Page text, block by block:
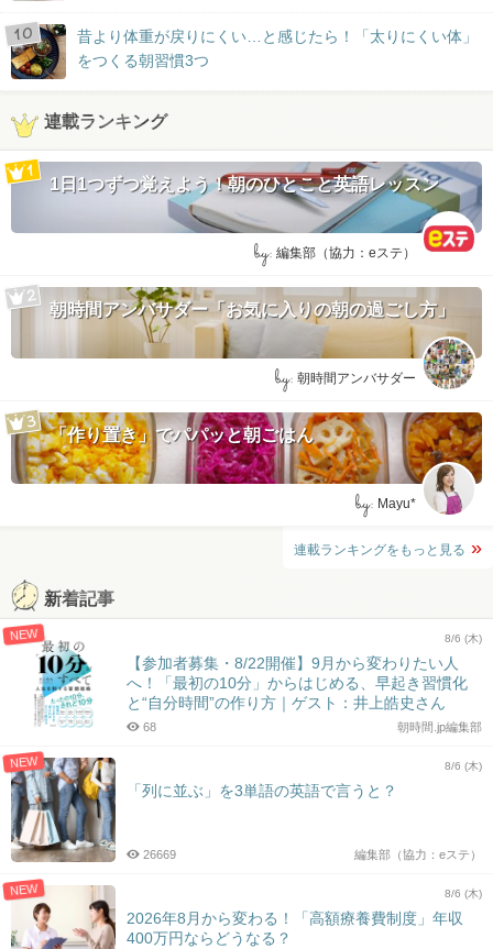
昔より体重が戻りにくい…と感じたら！「太りにくい体」
をつくる朝習慣3つ
連載ランキング
1日1つずつ覚えよう！朝のひとこと英語レッスン
by: 編集部（協力：eステ）
朝時間アンバサダー「お気に入りの朝の過ごし方」
by: 朝時間アンバサダー
「作り置き」でパパッと朝ごはん
by: Mayu*
連載ランキングをもっと見る
新着記事
NEW 8/6 (木)
【参加者募集・8/22開催】9月から変わりたい人
へ！「最初の10分」からはじめる、早起き習慣化
と“自分時間”の作り方｜ゲスト：井上皓史さん
朝時間.jp編集部
68
NEW 8/6 (木)
「列に並ぶ」を3単語の英語で言うと？
編集部（協力：eステ）
26669
NEW 8/6 (木)
2026年8月から変わる！「高額療養費制度」年収
400万円ならどうなる？